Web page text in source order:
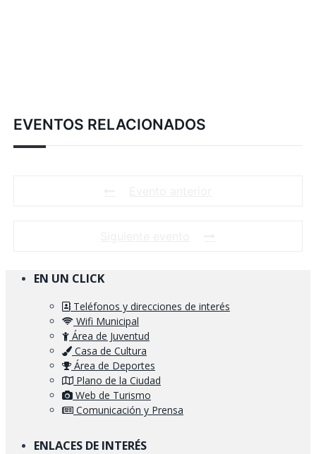
EVENTOS RELACIONADOS
EN UN CLICK
Teléfonos y direcciones de interés
Wifi Municipal
Área de Juventud
Casa de Cultura
Área de Deportes
Plano de la Ciudad
Web de Turismo
Comunicación y Prensa
ENLACES DE INTERÉS